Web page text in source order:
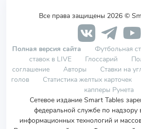
Все права защищены 2026 ©
Полная версия сайта Футбольная
ставок в LIVE
Глоссарий
соглашение
Авторы Ставки на
голов
Статистика желтых карточек
капперы Рунета
Сетевое издание Smart Tables
федеральной службе по надзору
информационных технологий и